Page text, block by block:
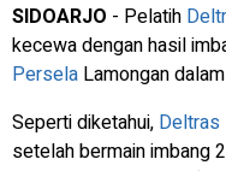
SIDOARJO - Pelatih
kecewa dengan hasil
Persela Lamongan
Seperti diketahui, Deltras
setelah bermain imbang